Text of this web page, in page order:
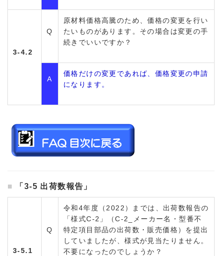
3-4.2
Q
原材料価格高騰のため、価格の変更を行い
たいものがあります。その場合は変更の手
続きでいいですか？
A
価格だけの変更であれば、価格変更の申請
になります。
「3-5 出荷数報告」
3-5.1
Q
令和4年度（2022）までは、出荷数報告の
「様式C-2」（C-2_メーカー名・型番不
特定項目部品の出荷数・販売価格）を提出
していましたが、様式が見当たりません。
不要になったのでしょうか？